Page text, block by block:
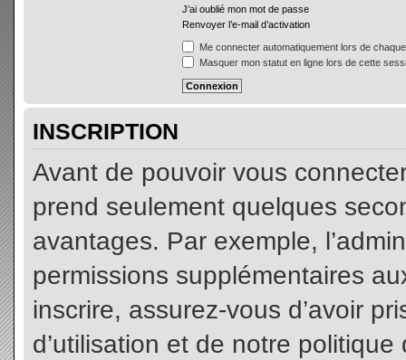
J’ai oublié mon mot de passe
Renvoyer l’e-mail d’activation
Me connecter automatiquement lors de
Masquer mon statut en ligne lors de cette
INSCRIPTION
Avant de pouvoir vous
prend seulement quelques
avantages. Par exemple,
permissions supplémentaires
inscrire, assurez-vous d’avoir
d’utilisation et de notre